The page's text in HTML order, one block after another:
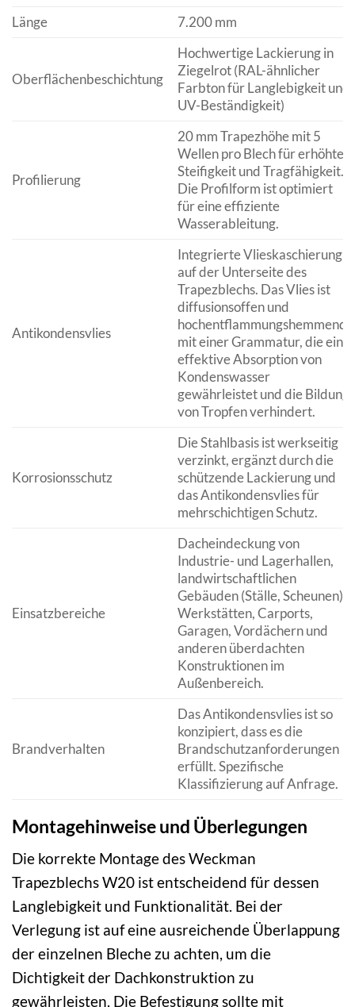
Länge
7.200 mm
Oberflächenbeschichtung
Hochwertige Lackierung in
Ziegelrot (RAL-ähnlicher
Farbton für Langlebigkeit und
UV-Beständigkeit)
Profilierung
20 mm Trapezhöhe mit 5
Wellen pro Blech für erhöhte
Steifigkeit und Tragfähigkeit.
Die Profilform ist optimiert
für eine effiziente
Wasserableitung.
Antikondensvlies
Integrierte Vlieskaschierung
auf der Unterseite des
Trapezblechs. Das Vlies ist
diffusionsoffen und
hochentflammungshemmend,
mit einer Grammatur, die eine
effektive Absorption von
Kondenswasser
gewährleistet und die Bildung
von Tropfen verhindert.
Korrosionsschutz
Die Stahlbasis ist werkseitig
verzinkt, ergänzt durch die
schützende Lackierung und
das Antikondensvlies für
mehrschichtigen Schutz.
Einsatzbereiche
Dacheindeckung von
Industrie- und Lagerhallen,
landwirtschaftlichen
Gebäuden (Ställe, Scheunen),
Werkstätten, Carports,
Garagen, Vordächern und
anderen überdachten
Konstruktionen im
Außenbereich.
Brandverhalten
Das Antikondensvlies ist so
konzipiert, dass es die
Brandschutzanforderungen
erfüllt. Spezifische
Klassifizierung auf Anfrage.
Montagehinweise und Überlegungen
Die korrekte Montage des Weckman
Trapezblechs W20 ist entscheidend für dessen
Langlebigkeit und Funktionalität. Bei der
Verlegung ist auf eine ausreichende Überlappung
der einzelnen Bleche zu achten, um die
Dichtigkeit der Dachkonstruktion zu
gewährleisten. Die Befestigung sollte mit